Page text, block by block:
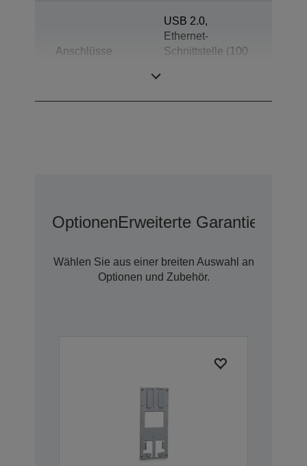
Anschlüsse
USB 2.0,
Ethernet-
Schnittstelle (100
OptionenErweiterte
Wählen Sie aus einer breiten Auswahl an
Optionen und Zubehör.